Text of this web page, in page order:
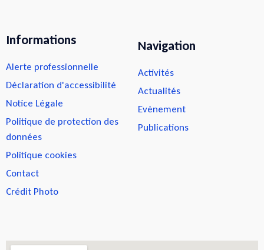
Informations
Alerte professionnelle
Déclaration d'accessibilité
Notice Légale
Politique de protection des
données
Politique cookies
Contact
Crédit Photo
Navigation
Activités
Actualités
Evènement
Publications